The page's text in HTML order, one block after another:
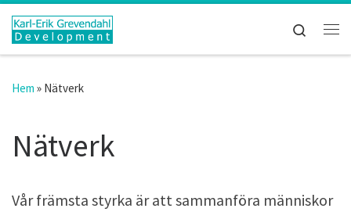
Hoppa till innehåll
Search
Hem » Nätverk
Nätverk
Vår främsta styrka är att sammanföra människor